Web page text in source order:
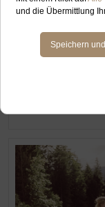
SEP
ELOPEMENT